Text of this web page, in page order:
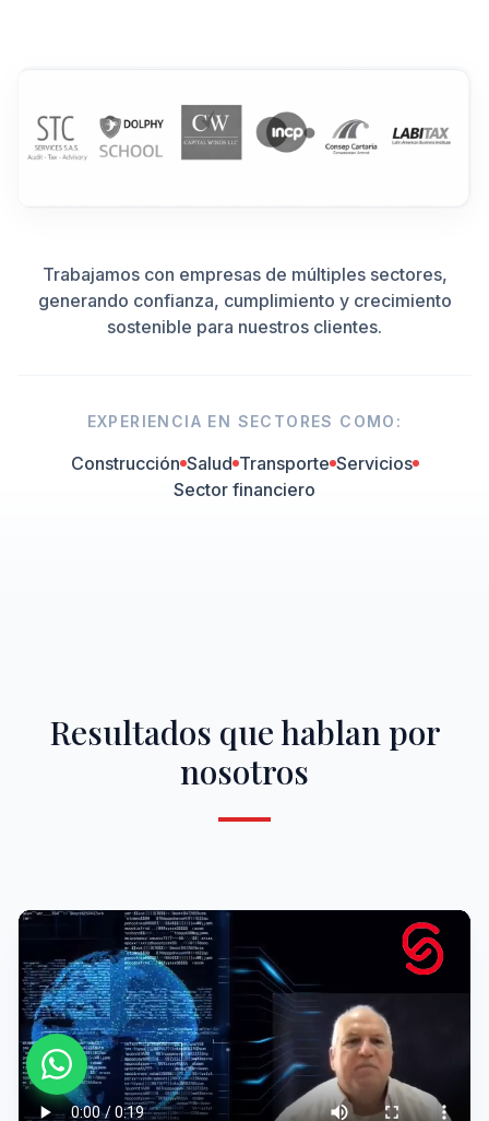
Trabajamos con empresas de múltiples sectores,
generando confianza, cumplimiento y crecimiento
sostenible para nuestros clientes.
EXPERIENCIA EN SECTORES COMO:
Construcción Salud Transporte Servicios
Sector financiero
Resultados que hablan por
nosotros